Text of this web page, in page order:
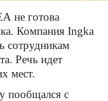
не готова
Компания Ingka
сотрудникам
Речь идет
мест.
пообщался с